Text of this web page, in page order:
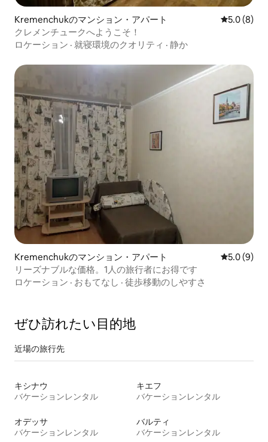
Kremenchukのマンション・アパート レビュー8
5.0 (8)
クレメンチュークへようこそ！
ロケーション · 就寝環境のクオリティ · 静か
Kremenchukのマンション・アパート レビュー9
5.0 (9)
リーズナブルな価格。1人の旅行者にお得です
ロケーション · おもてなし · 徒歩移動のしやすさ
ぜひ訪⁠れ⁠た⁠い目⁠的⁠地
近場の旅行先
キシナウ
バケーションレンタル
キエフ
バケーションレンタル
オデッサ
バケーションレンタル
バルティ
バケーションレンタル